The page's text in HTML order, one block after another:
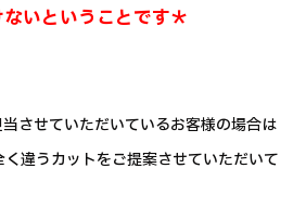
いということです＊
させていただいているお客様の場合は
く違うカットをご提案させていただいて